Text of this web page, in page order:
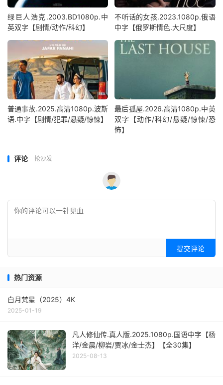
绿巨人浩克.2003.BD1080p.中
英双字【剧情/动作/科幻】
不听话的女孩.2023.1080p.俄语
中字【俄罗斯情色.大尺度】
普通事故.2025.高清1080p.波斯
语.中字【剧情/犯罪/悬疑/惊悚】
最后孤屋.2026.高清1080p.中英
双字【动作/科幻/悬疑/惊悚/恐
怖】
评论 抢沙发
提交评论
热门资源
白月梵星（2025）4K
2025-01-19
凡人修仙传.真人版.2025.1080p.国语中字【杨
洋/金晨/柳岩/贾冰/金士杰】【全30集】
2025-08-13